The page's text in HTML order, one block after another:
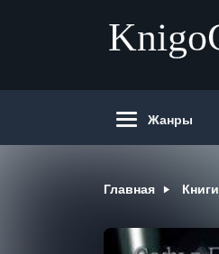
Жанры
Главная Книги